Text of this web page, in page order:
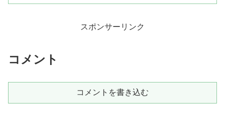
スポンサーリンク
コメント
コメントを書き込む